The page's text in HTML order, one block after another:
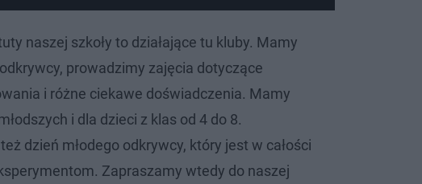
naszej szkoły to działające tu kluby. Mamy
prowadzimy zajęcia dotyczące
i różne ciekawe doświadczenia. Mamy
i dla dzieci z klas od 4 do 8.
dzień młodego odkrywcy, który jest w całości
Zapraszamy wtedy do naszej